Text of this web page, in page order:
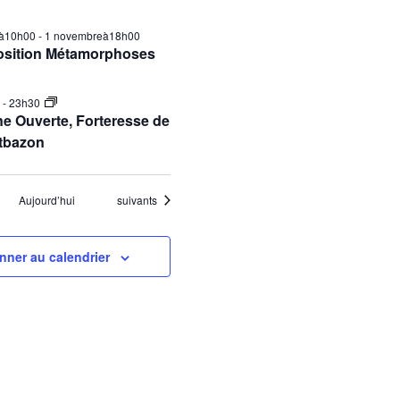
Métamorphoses
- 1 novembreà18h00
Ouverte, Forteresse de
-23h30
Aujourd’hui Évènements
suivants
au calendrier